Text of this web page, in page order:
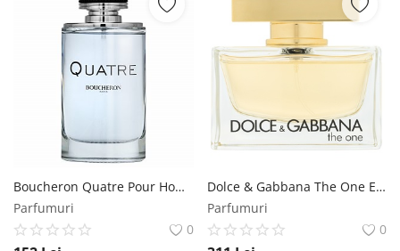
Boucheron Quatre Pour Homme Eau de Toilette pentru bărbați 100 ml Boucheron
Parfumuri
0
Dolce & Gabbana The One Eau de Parfum femei 75 ml Dolce & Gabbana
Parfumuri
0